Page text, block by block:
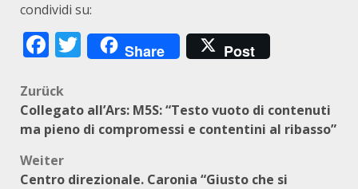
condividi su:
Facebook
Twitter
Share Post
Beitragsnavigation
Zurück
Collegato all’Ars: M5S: “Testo vuoto di contenuti
ma pieno di compromessi e contentini al ribasso”
Weiter
Centro direzionale. Caronia “Giusto che si